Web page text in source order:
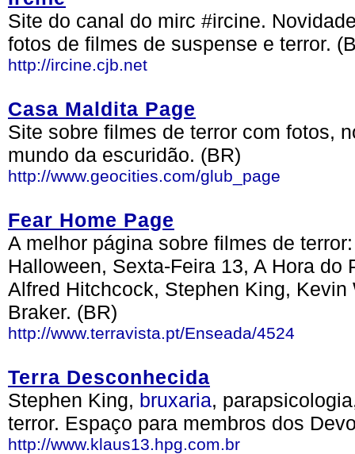
Site do canal do mirc #ircine.
fotos de filmes de suspense e terror.
http://ircine.cjb.net
Casa Maldita Page
Site sobre filmes de terror com fotos,
mundo da escuridão. (BR)
http://www.geocities.com/glub_page
Fear Home Page
A melhor página sobre filmes de
Halloween, Sexta-Feira 13, A Hora
Alfred Hitchcock, Stephen King,
Braker. (BR)
http://www.terravista.pt/Enseada/4524
Terra Desconhecida
Stephen King, bruxaria,
terror. Espaço para membros dos
http://www.klaus13.hpg.com.br